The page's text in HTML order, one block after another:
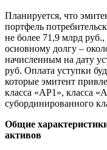
Планируется, что
портфель
не более 71,9 млрд
основному долгу –
начисленным на дату
руб. Оплата уступки
которые эмитент
класса «AP1», класса
субординированного
Общие
активов